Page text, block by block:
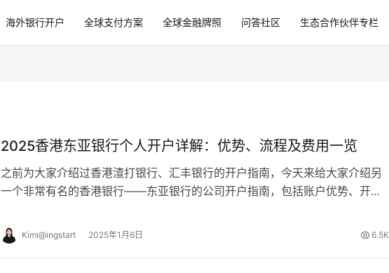
海外银行开户 全球支付方案 全球金融牌照 问答社区 生态合作伙伴专栏
2025香港东亚银行个人开户详解：优势、流程及费用一览
之前为大家介绍过香港渣打银行、汇丰银行的开户指南，今天来给大家介绍另
一个非常有名的香港银行——东亚银行的公司开户指南，包括账户优势、开户
Kimi@ingstart 2025年1月6日 6.5K